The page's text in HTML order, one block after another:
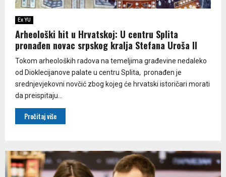
Ex YU
Arheološki hit u Hrvatskoj: U centru Splita
pronađen novac srpskog kralja Stefana Uroša II
Tokom arheoloških radova na temeljima građevine nedaleko
od Dioklecijanove palate u centru Splita, pronađen je
srednjevjekovni novčić zbog kojeg će hrvatski istoričari morati
da preispitaju...
Pročitaj više